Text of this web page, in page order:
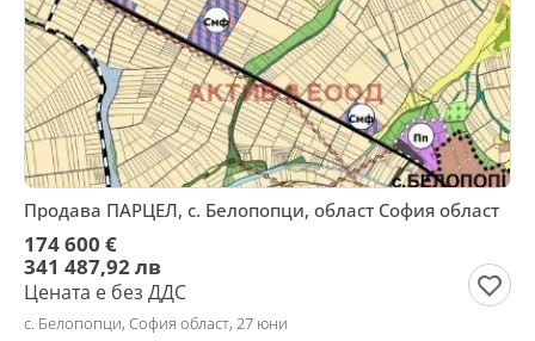
Продава ПАРЦЕЛ, с. Белопопци, област София област
174 600 €
341 487,92 лв
Цената е без ДДС
с. Белопопци, София област, 27 юни